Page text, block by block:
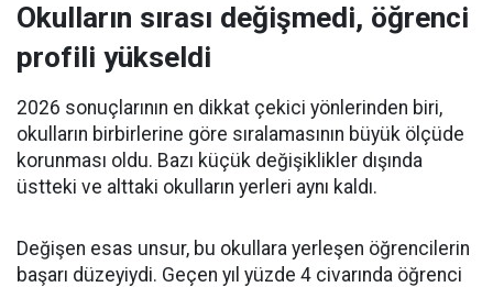
Okulların sırası değişmedi, öğrenci
profili yükseldi
2026 sonuçlarının en dikkat çekici yönlerinden biri,
okulların birbirlerine göre sıralamasının büyük ölçüde
korunması oldu. Bazı küçük değişiklikler dışında
üstteki ve alttaki okulların yerleri aynı kaldı.
Değişen esas unsur, bu okullara yerleşen öğrencilerin
başarı düzeyiydi. Geçen yıl yüzde 4 civarında öğrenci